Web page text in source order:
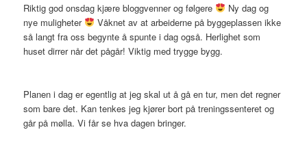
Riktig god onsdag kjære bloggvenner og følgere
Ny dag og
nye muligheter
Våknet av at arbeiderne på byggeplassen ikke
så langt fra oss begynte å spunte i dag også. Herlighet som
huset dirrer når det pågår! Viktig med trygge bygg.
Planen i dag er egentlig at jeg skal ut å gå en tur, men det regner
som bare det. Kan tenkes jeg kjører bort på treningssenteret og
går på mølla. Vi får se hva dagen bringer.